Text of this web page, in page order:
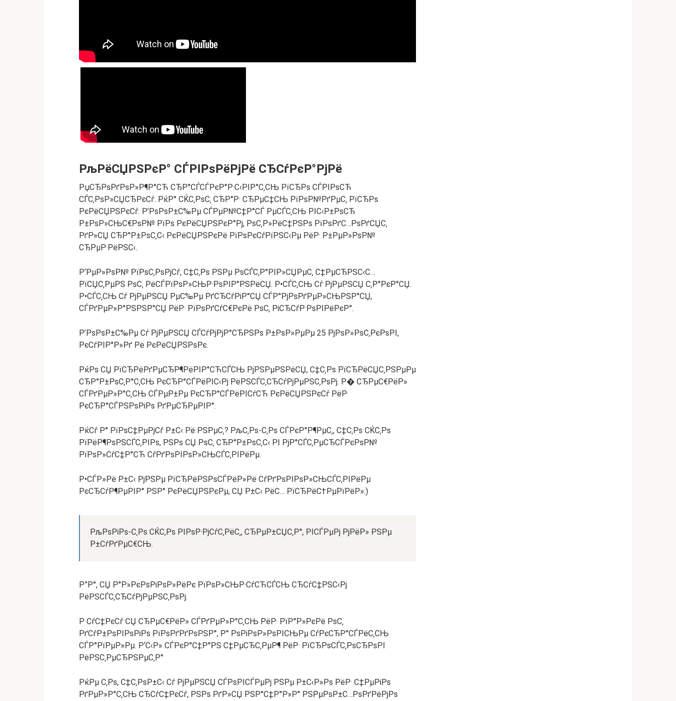
РљРёСЏРЅРєР° СЃРІРѕРёРјРё СЂСѓРєР°РјРё
РџСЂРѕРґРѕР»Р¶Р°СЋ СЂР°СЃСЃРєР°Р·С‹РІР°С‚СЊ РїСЂРѕ СЃРІРѕСЋ
СЃС‚РѕР»СЏСЂРєСѓ. РќР° СЌС‚РѕС‚ СЂР°Р· СЂРµС‡СЊ РїРѕР№РґРµС‚ РїСЂРѕ
РєРёСЏРЅРєСѓ. Р’РѕРѕР±С‰Рµ СЃРµР№С‡Р°СЃ РµСЃС‚СЊ РІС‹Р±РѕСЂ
Р±РѕР»СЊС€РѕР№ РїРѕ РєРёСЏРЅРєР°Рј, РѕС‚Р»РёС‡РЅРѕ РїРѕРґС…РѕРґСЏС‚
РґР»СЏ СЂР°Р±РѕС‚С‹ РєРёСЏРЅРєРё РїРѕРєСѓРїРЅС‹Рµ РёР· Р±РµР»РѕР№
СЂРµР·РёРЅС‹.
Р‘РµР»РѕР№ РїРѕС‚РѕРјСѓ, С‡С‚Рѕ РЅРµ РѕСЃС‚Р°РІР»СЏРµС‚ С‡РµСЂРЅС‹С…
РїСЏС‚РµРЅ РѕС‚ РёСЃРїРѕР»СЊР·РѕРІР°РЅРёСЏ. Р•СЃС‚СЊ Сѓ РјРµРЅСЏ С‚Р°РєР°СЏ.
Р•СЃС‚СЊ Сѓ РјРµРЅСЏ РµС‰Рµ РґСЂСѓРіР°СЏ СЃР°РјРѕРґРµР»СЊРЅР°СЏ,
СЃРґРµР»Р°РЅРЅР°СЏ РёР· РїРѕРґСѓС€РєРё РѕС‚ РіСЂСѓР·РѕРІРёРєР°.
Р’РѕРѕР±С‰Рµ Сѓ РјРµРЅСЏ СЃСѓРјРјР°СЂРЅРѕ Р±РѕР»РµРµ 25 РјРѕР»РѕС‚РєРѕРІ,
РєСѓРІР°Р»Рґ Рё РєРёСЏРЅРѕРє.
РќРѕ СЏ РїСЂРёРґРµСЂР¶РёРІР°СЋСЃСЊ РјРЅРµРЅРёСЏ, С‡С‚Рѕ РїСЂРёСЏС‚РЅРµРµ
СЂР°Р±РѕС‚Р°С‚СЊ РєСЂР°СЃРёРІС‹Рј РёРЅСЃС‚СЂСѓРјРµРЅС‚РѕРј. Р� СЂРµС€РёР»
СЃРґРµР»Р°С‚СЊ СЃРµР±Рµ РєСЂР°СЃРёРІСѓСЋ РєРёСЏРЅРєСѓ РёР·
РєСЂР°СЃРЅРѕРіРѕ РґРµСЂРµРІР°.
РќСѓ Р° РїРѕС‡РµРјСѓ Р±С‹ Рё РЅРµС‚? РљС‚Рѕ-С‚Рѕ СЃРєР°Р¶РµС‚, С‡С‚Рѕ СЌС‚Рѕ
РїРёР¶РѕРЅСЃС‚РІРѕ, РЅРѕ СЏ РѕС‚ СЂР°Р±РѕС‚С‹ РІ РјР°СЃС‚РµСЂСЃРєРѕР№
РїРѕР»СѓС‡Р°СЋ СѓРґРѕРІРѕР»СЊСЃС‚РІРёРµ.
Р•СЃР»Рё Р±С‹ РјРЅРµ РїСЂРёРЅРѕСЃРёР»Рё СѓРґРѕРІРѕР»СЊСЃС‚РІРёРµ
РєСЂСѓР¶РµРІР° РЅР° РєРёСЏРЅРєРµ, СЏ Р±С‹ РёС… РїСЂРёС†РµРїРёР»:)
РљРѕРіРѕ-С‚Рѕ СЌС‚Рѕ РІРѕР·РјСѓС‚РёС‚, СЂРµР±СЏС‚Р°, РІСЃРµРј РјРёР» РЅРµ
Р±СѓРґРµС€СЊ.
Р”Р°, СЏ Р°Р»РєРѕРіРѕР»РёРє РїРѕР»СЊР·СѓСЋСЃСЊ СЂСѓС‡РЅС‹Рј
РёРЅСЃС‚СЂСѓРјРµРЅС‚РѕРј.
Р СѓС‡РєСѓ СЏ СЂРµС€РёР» СЃРґРµР»Р°С‚СЊ РёР· РїР°Р»РєРё РѕС‚
РґСѓР±РѕРІРѕРіРѕ РїРѕРґРґРѕРЅР°, Р° РѕРіРѕР»РѕРІСЊРµ СѓРєСЂР°СЃРёС‚СЊ
СЃР°РїРµР»Рµ. Р‘С‹Р» СЃРєР°С‡Р°РЅ С‡РµСЂС‚РµР¶ РёР· РїСЂРѕСЃС‚РѕСЂРѕРІ
РёРЅС‚РµСЂРЅРµС‚Р°
РќРµ С‚Рѕ, С‡С‚РѕР±С‹ Сѓ РјРµРЅСЏ СЃРѕРІСЃРµРј РЅРµ Р±С‹Р»Рѕ РёР· С‡РµРіРѕ
РґРµР»Р°С‚СЊ СЂСѓС‡РєСѓ, РЅРѕ РґР»СЏ РЅР°С‡Р°Р»Р° РЅРµРѕР±С…РѕРґРёРјРѕ